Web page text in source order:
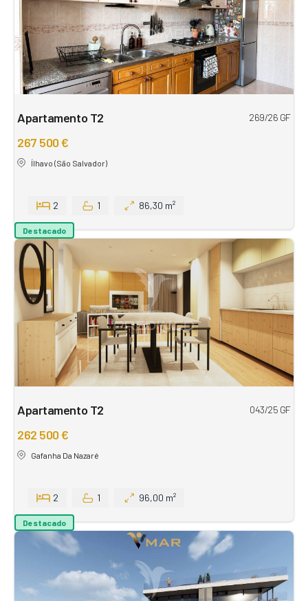
Apartamento T2 269/26 GF
267 500 €
Ílhavo (São Salvador)
2 1 86,30 m²
Destacado
Apartamento T2 043/25 GF
262 500 €
Gafanha Da Nazaré
2 1 96,00 m²
Destacado